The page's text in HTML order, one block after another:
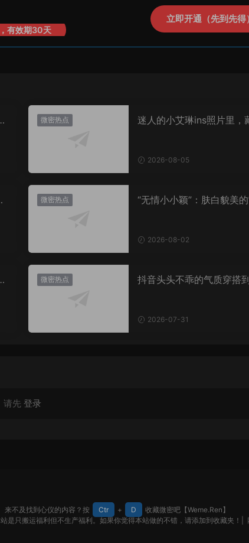
有效期30天
立即开通（先到先得）
微密热点
迷人的小艾琳ins照片里，
2026-08-05
微密热点
“无情小小颖”：肤白貌美的
2026-08-02
微密热点
抖音头头不乖的气质穿搭
2026-07-31
请先 登录
来不及找到心仪的内容？按 Ctr + D
收藏微密吧【Weme.Ren】
是只搬运福利但不生产福利。如果你觉得本站做的不错，请添加到收藏夹！|